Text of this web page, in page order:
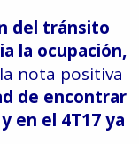
del tránsito
la ocupación,
nota positiva
de encontrar
en el 4T17 ya